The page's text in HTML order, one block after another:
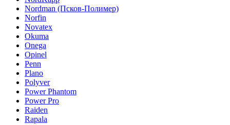
Nordman (Псков-Полимер)
Norfin
Novatex
Okuma
Onega
Opinel
Penn
Plano
Polyver
Power Phantom
Power Pro
Raiden
Rapala